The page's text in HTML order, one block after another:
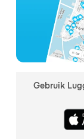
Gebruik